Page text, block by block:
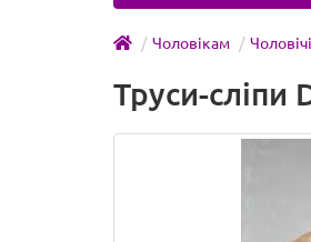
Чоловікам
Труси-сліпи